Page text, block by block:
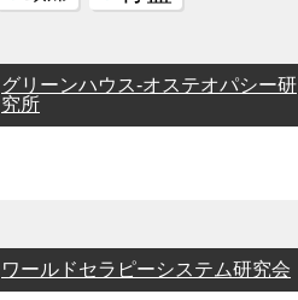
グリーンハウス-オステオパシー研
究所
ワールドセラピーシステム研究会